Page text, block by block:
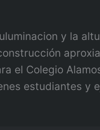
y la
el Colegio
estudiantes y